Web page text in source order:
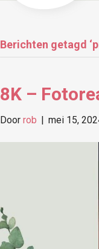
Berichten getagd
8K –
Door rob | mei 15,